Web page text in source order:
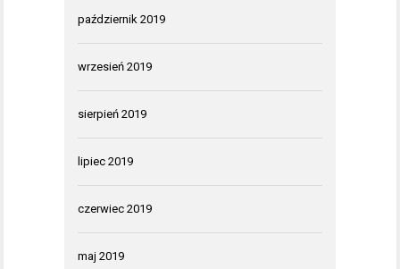
październik 2019
wrzesień 2019
sierpień 2019
lipiec 2019
czerwiec 2019
maj 2019